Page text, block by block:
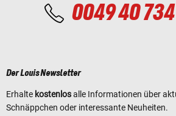
0049 40
Der Louis Newsletter
Erhalte kostenlosalle Informationen über
Schnäppchen oder interessante Neuheiten.